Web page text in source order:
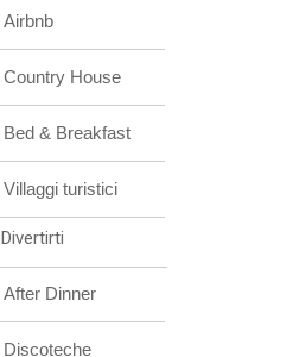
Airbnb
Country House
Bed & Breakfast
Villaggi turistici
Divertirti
After Dinner
Discoteche